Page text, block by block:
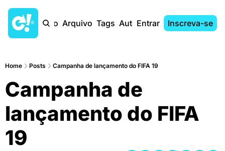
Início Arquivo Tags AutoresEntrar Inscreva-se
Home Posts Campanha de lançamento do FIFA 19
Campanha de
lançamento do FIFA
19